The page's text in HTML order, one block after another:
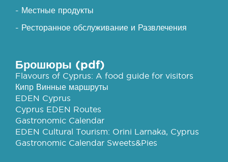
- Местные продукты
- Ресторанное обслуживание и Развлечения
Брошюры (pdf)
Flavours of Cyprus: A food guide for visitors
Кипр Винные маршруты
EDEN Cyprus
Cyprus EDEN Routes
Gastronomic Calendar
EDEN Cultural Tourism: Orini Larnaka, Cyprus
Gastronomic Calendar Sweets&Pies